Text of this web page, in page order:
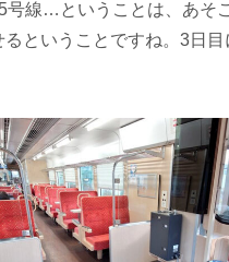
号線…ということは、あそ
るということですね。3日目